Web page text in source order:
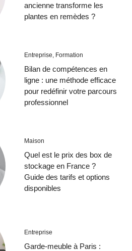
ancienne transforme les
plantes en remèdes ?
Entreprise, Formation
Bilan de compétences en
ligne : une méthode efficace
pour redéfinir votre parcours
professionnel
Maison
Quel est le prix des box de
stockage en France ?
Guide des tarifs et options
disponibles
Entreprise
Garde-meuble à Paris :